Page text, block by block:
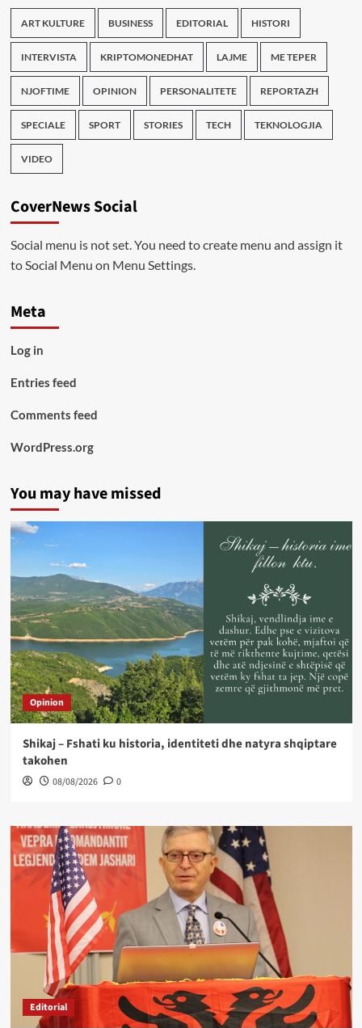
ART KULTURE BUSINESS EDITORIAL HISTORI
INTERVISTA KRIPTOMONEDHAT LAJME ME TEPER
NJOFTIME OPINION PERSONALITETE REPORTAZH
SPECIALE SPORT STORIES TECH TEKNOLOGJIA
VIDEO
CoverNews Social
Social menu is not set. You need to create menu and assign it
to Social Menu on Menu Settings.
Meta
Log in
Entries feed
Comments feed
WordPress.org
You may have missed
Opinion
Shikaj – Fshati ku historia, identiteti dhe natyra shqiptare
takohen
08/08/2026 0
Editorial